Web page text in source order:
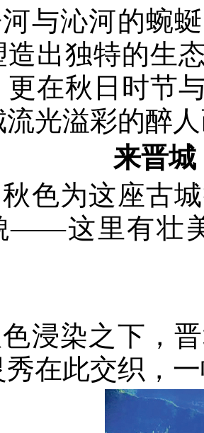
与沁河的蜿
造出独特的生
更在秋日时节
流光溢彩的醉
来晋城
色为这座古
——这里有壮
浸染之下，
秀在此交织，